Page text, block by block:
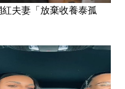
夫妻「放棄收養泰孤